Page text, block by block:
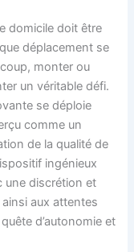
domicile doit être
déplacement se
monter ou
un véritable défi.
se déploie
comme un
de la qualité de
ingénieux
une discrétion et
aux attentes
d’autonomie et